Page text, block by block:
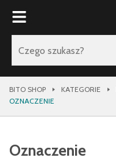
BITO SHOP KATEGORIE
OZNACZENIE
Oznaczenie